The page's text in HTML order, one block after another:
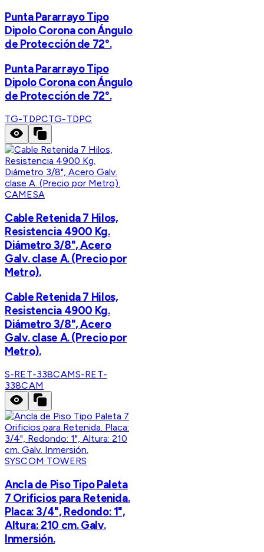
Punta Pararrayo Tipo
Dipolo Corona con Ángulo
de Protección de 72°.
Punta Pararrayo Tipo
Dipolo Corona con Ángulo
de Protección de 72°.
TG-TDPCTG-TDPC
CAMESA
Cable Retenida 7 Hilos,
Resistencia 4900 Kg.
Diámetro 3/8", Acero
Galv. clase A. (Precio por
Metro).
Cable Retenida 7 Hilos,
Resistencia 4900 Kg.
Diámetro 3/8", Acero
Galv. clase A. (Precio por
Metro).
S-RET-338CAMS-RET-
338CAM
SYSCOM TOWERS
Ancla de Piso Tipo Paleta
7 Orificios para Retenida.
Placa: 3/4", Redondo: 1",
Altura: 210 cm. Galv.
Inmersión.